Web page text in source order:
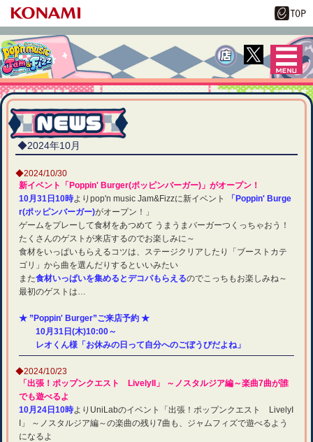
pop'n music Jam
&Fizz
MENU
◆2024年10月
◆2024/10/30
新イベント「Poppin' Burger(ポッピンバーガー)」がオープン！
10月31日10時よりpop'n music Jam&Fizzに新イベント
「Poppin' Burge
r(ポッピンバーガー)がオープン！」
ゲームをプレーして食材をあつめて うまうまバーガーつくっちゃおう！
たくさんのゲストが来店するのでお楽しみに～
食材をいっぱいもらえるコツは、ステージクリアしたり「ブーストカテ
ゴリ」から曲を選んだりするといいみたい
また食材いっぱいを集めるとデコパもらえるのでこっちもお楽しみね～
最初のゲストは…
★ ”Poppin' Burger”ご来店予約 ★
10月31日(木)10:00～
レオくん様「お休みの日って自分へのごぼうびだよね」
◆2024/10/23
「出張！ポップンクエスト LivelyII」 ～ノスタルジア編～楽曲7曲が誰
でも遊べるよ
10月24日10時よりUniLabのイベント「出張！ポップンクエスト LivelyI
I」 ～ノスタルジア編～の楽曲の残り7曲も、ジャムフィズで遊べるよう
になるよ